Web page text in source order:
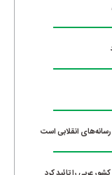
انقلابی است